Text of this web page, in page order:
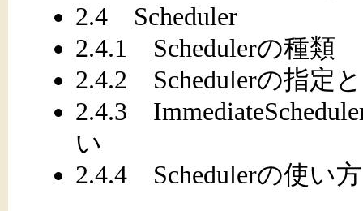
2.4 Scheduler
2.4.1 Schedulerの種類
2.4.2 Schedulerの指定
2.4.3
い
2.4.4 Schedulerの使い方